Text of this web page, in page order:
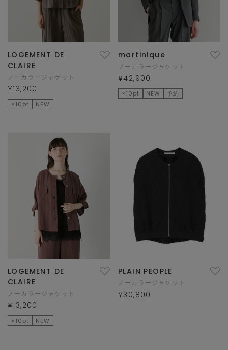
LOGEMENT DE
CLAIRE
ノーカラージャケット
¥13,200
×10pt NEW
martinique
ノーカラージャケット
¥42,900
×10pt NEW 予約
LOGEMENT DE
CLAIRE
ノーカラージャケット
¥13,200
×10pt NEW
PLAIN PEOPLE
ノーカラージャケット
¥30,800